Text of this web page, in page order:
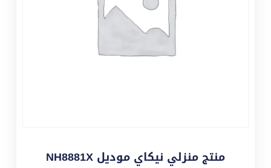
منتج منزلي نيكاي موديل NH8881X